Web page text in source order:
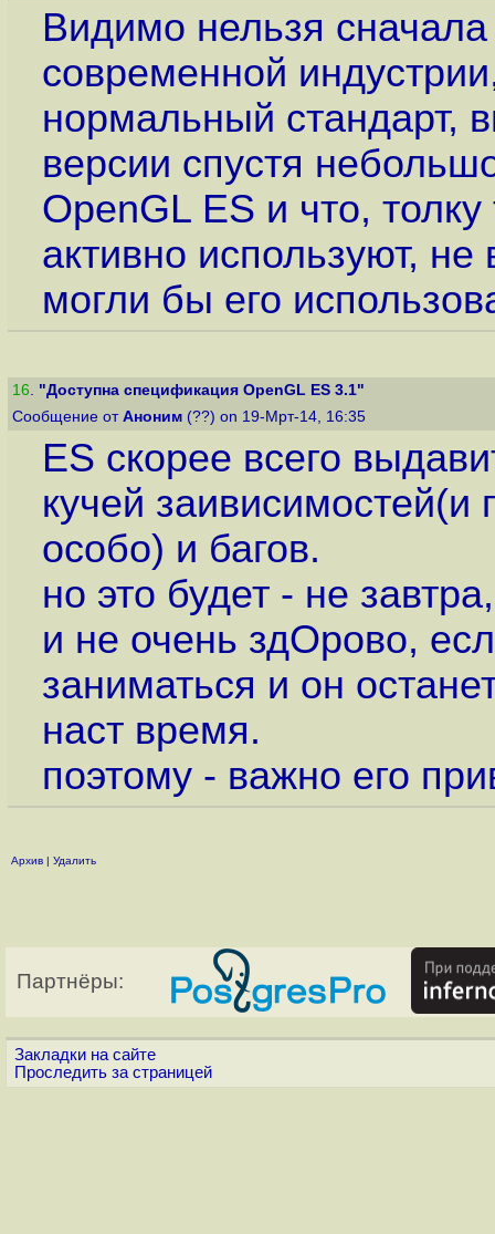
Видимо нельзя
современной
нормальный стандарт,
версии спустя
OpenGL ES и что,
активно используют, не
могли бы его
16. "Доступна спецификация OpenGL ES 3.1"
Сообщение от Аноним (??) on 19-Мрт-14, 16:35
ES скорее всего
кучей
особо) и багов.
но это будет - не
и не очень здОрово,
заниматься и он
наст время.
поэтому - важно его
Архив | Удалить
Партнёры:
Закладки на сайте
Проследить за страницей